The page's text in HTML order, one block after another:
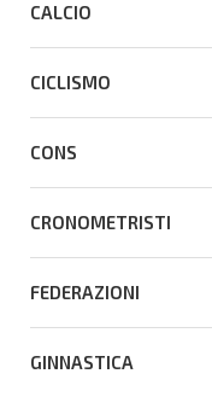
CALCIO
CICLISMO
CONS
CRONOMETRISTI
FEDERAZIONI
GINNASTICA